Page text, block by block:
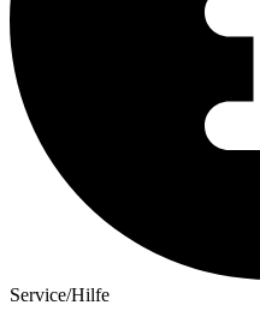
Service/Hilfe